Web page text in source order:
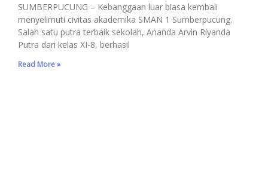
SUMBERPUCUNG – Kebanggaan luar biasa kembali
menyelimuti civitas akademika SMAN 1 Sumberpucung.
Salah satu putra terbaik sekolah, Ananda Arvin Riyanda
Putra dari kelas XI-8, berhasil
Read More »